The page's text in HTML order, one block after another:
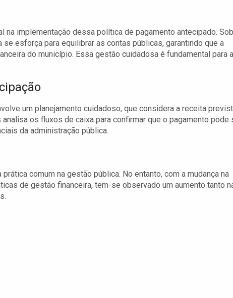
na implementação dessa política de pagamento antecipado.
se esforça para equilibrar as contas públicas, garantindo que a
do município. Essa gestão cuidadosa é fundamental para a
um planejamento cuidadoso, que considera a receita
os fluxos de caixa para confirmar que o pagamento pode
da administração pública.
comum na gestão pública. No entanto, com a mudança na
de gestão financeira, tem-se observado um aumento tanto